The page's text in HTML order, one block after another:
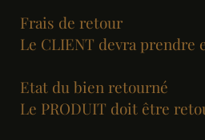
Frais de retour
Le CLIENT devra prendre
Etat du bien retourné
Le PRODUIT doit être